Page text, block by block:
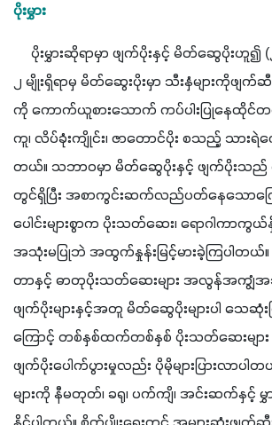
ပိုးမွှား
ပိုးမွှားဆိုရာမှာ ဖျက်ပိုးနှင့် မိတ်ဆွေပိုးဟူ၍ (၂
၂ မျိုးရှိရာမှ မိတ်ဆွေးပိုးမှာ သီးနှံများကိုဖျက်ဆီ
ကို ကောက်ယူစားသောက် ကပ်ပါးပြုနေထိုင်တ
ကူ၊ လိပ်ခုံးကျိုင်း၊ ဇာတောင်ပိုး စသည့် သားရဲကေ
တယ်။ သဘာဝမှာ မိတ်ဆွေပိုးနှင့် ဖျက်ပိုးသည်
တွင်ရှိပြီး အစာကွင်းဆက်လည်ပတ်နေသောက
ပေါင်းများစွာက ပိုးသတ်ဆေး၊ ရောဂါကာကွယ်နှိ
အသုံးမပြုဘဲ အထွက်နှုန်းမြင့်မားခဲ့ကြပါတယ်
တာနှင့် ဓာတုပိုးသတ်ဆေးများ အလွန်အကျွံအသုံ
ဖျက်ပိုးများနှင့်အတူ မိတ်ဆွေပိုးများပါ သေ
ကြောင့် တစ်နှစ်ထက်တစ်နှစ် ပိုးသတ်ဆေးများ
ဖျက်ပိုးပေါက်ပွားမှုလည်း ပိုမိုများပြားလာပါ
များကို နီမတုတ်၊ ခရု၊ ပက်ကျိ၊ အင်းဆက်နှင့် မွှ